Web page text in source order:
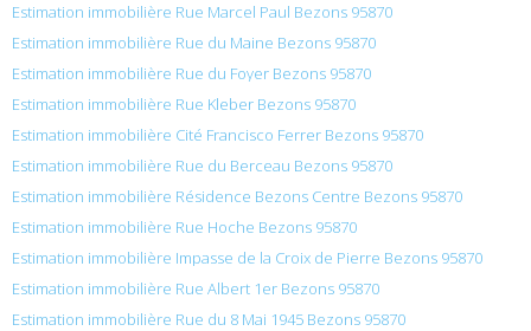
Estimation immobilière Rue Marcel Paul Bezons 95870
Estimation immobilière Rue du Maine Bezons 95870
Estimation immobilière Rue du Foyer Bezons 95870
Estimation immobilière Rue Kleber Bezons 95870
Estimation immobilière Cité Francisco Ferrer Bezons 95870
Estimation immobilière Rue du Berceau Bezons 95870
Estimation immobilière Résidence Bezons Centre Bezons 95870
Estimation immobilière Rue Hoche Bezons 95870
Estimation immobilière Impasse de la Croix de Pierre Bezons 95870
Estimation immobilière Rue Albert 1er Bezons 95870
Estimation immobilière Rue du 8 Mai 1945 Bezons 95870